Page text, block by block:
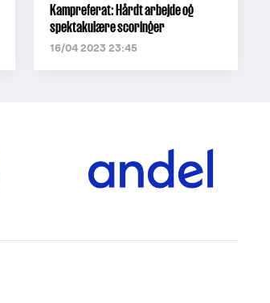
Kampreferat: Hårdt arbejde og
spektakulære scoringer
16/04 2023 23:45